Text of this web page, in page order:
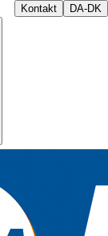
Kontakt DA-DK